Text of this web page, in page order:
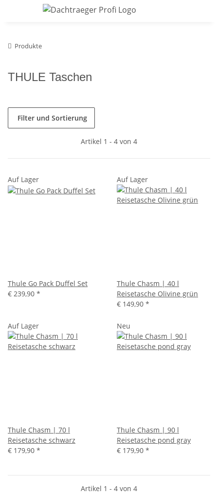
Produkte
THULE Taschen
Filter und Sortierung
Artikel 1 - 4 von 4
Auf Lager
Thule Go Pack Duffel Set
€ 239,90 *
Auf Lager
Thule Chasm | 40 l
Reisetasche Olivine grün
€ 149,90 *
Auf Lager
Thule Chasm | 70 l
Reisetasche schwarz
€ 179,90 *
Neu
Thule Chasm | 90 l
Reisetasche pond gray
€ 179,90 *
Artikel 1 - 4 von 4